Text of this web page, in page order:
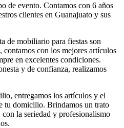
de evento. Contamos con 6 años
clientes en Guanajuato y sus
de mobiliario para fiestas son
con los mejores artículos
en excelentes condiciones.
y de confianza, realizamos
entregamos los artículos y el
tu domicilio. Brindamos un trato
la seriedad y profesionalismo